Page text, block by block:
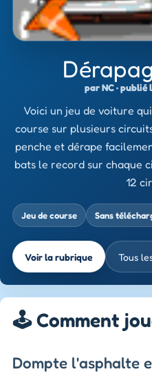
par NC ·
Voici un jeu de voiture
course sur plusieurs
penche et dérape
bats le record sur chaque
12
Jeu de course Sans
Voir la rubrique Tous
🕹️ Comment
Dompte l'asphalte